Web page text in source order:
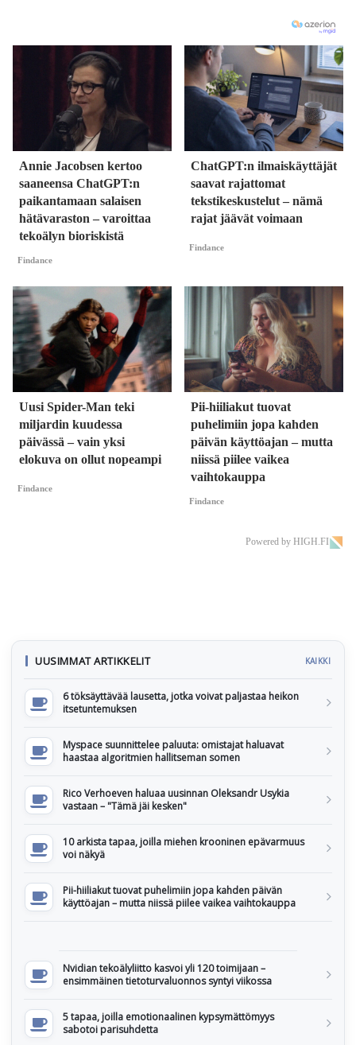
Annie Jacobsen kertoo
saaneensa ChatGPT:n
paikantamaan salaisen
hätävaraston – varoittaa
tekoälyn bioriskistä
Findance
ChatGPT:n ilmaiskäyttäjät
saavat rajattomat
tekstikeskustelut – nämä
rajat jäävät voimaan
Findance
Uusi Spider-Man teki
miljardin kuudessa
päivässä – vain yksi
elokuva on ollut nopeampi
Findance
Pii-hiiliakut tuovat
puhelimiin jopa kahden
päivän käyttöajan – mutta
niissä piilee vaikea
vaihtokauppa
Findance
Powered by HIGH.FI
UUSIMMAT ARTIKKELIT KAIKKI
6 töksäyttävää lausetta, jotka voivat paljastaa heikon
itsetuntemuksen
Myspace suunnittelee paluuta: omistajat haluavat
haastaa algoritmien hallitseman somen
Rico Verhoeven haluaa uusinnan Oleksandr Usykia
vastaan – "Tämä jäi kesken"
10 arkista tapaa, joilla miehen krooninen epävarmuus
voi näkyä
Pii-hiiliakut tuovat puhelimiin jopa kahden päivän
käyttöajan – mutta niissä piilee vaikea vaihtokauppa
Nvidian tekoälyliitto kasvoi yli 120 toimijaan –
ensimmäinen tietoturvaluonnos syntyi viikossa
5 tapaa, joilla emotionaalinen kypsymättömyys
sabotoi parisuhdetta